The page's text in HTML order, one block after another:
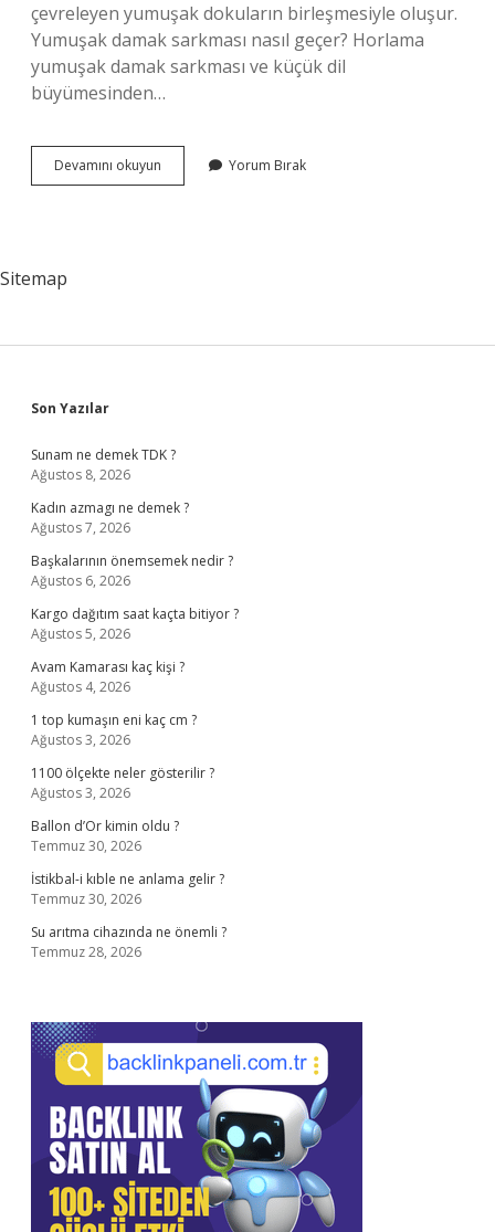
çevreleyen yumuşak dokuların birleşmesiyle oluşur.
Yumuşak damak sarkması nasıl geçer? Horlama
yumuşak damak sarkması ve küçük dil
büyümesinden…
Devamını okuyun Yumuşak
Damak
Yorum Bırak
Sitemap
Sidebar
Son Yazılar
Sunam ne demek TDK ?
Ağustos 8, 2026
Kadın azmagı ne demek ?
Ağustos 7, 2026
Başkalarının önemsemek nedir ?
Ağustos 6, 2026
Kargo dağıtım saat kaçta bitiyor ?
Ağustos 5, 2026
Avam Kamarası kaç kişi ?
Ağustos 4, 2026
1 top kumaşın eni kaç cm ?
Ağustos 3, 2026
1100 ölçekte neler gösterilir ?
Ağustos 3, 2026
Ballon d’Or kimin oldu ?
Temmuz 30, 2026
İstikbal-i kıble ne anlama gelir ?
Temmuz 30, 2026
Su arıtma cihazında ne önemli ?
Temmuz 28, 2026